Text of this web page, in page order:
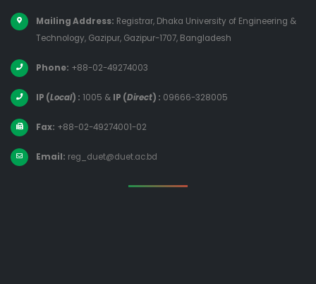
Mailing Address: Registrar, Dhaka University of Engineering &
Technology, Gazipur, Gazipur-1707, Bangladesh
Phone: +88-02-49274003
IP (Local) : 1005 & IP (Direct) : 09666-328005
Fax: +88-02-49274001-02
Email: reg_duet@duet.ac.bd